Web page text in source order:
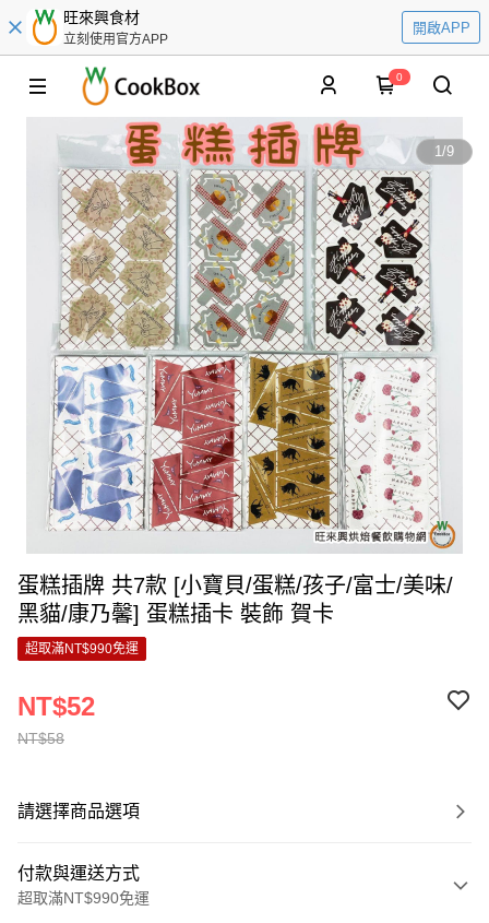
旺來興食材
立刻使用官方APP
開啟APP
0
1/9
蛋糕插牌 共7款 [小寶貝/蛋糕/孩子/富士/美味/
黑貓/康乃馨] 蛋糕插卡 裝飾 賀卡
超取滿NT$990免運
NT$58
NT$52
請選擇商品選項
付款與運送方式
超取滿NT$990免運